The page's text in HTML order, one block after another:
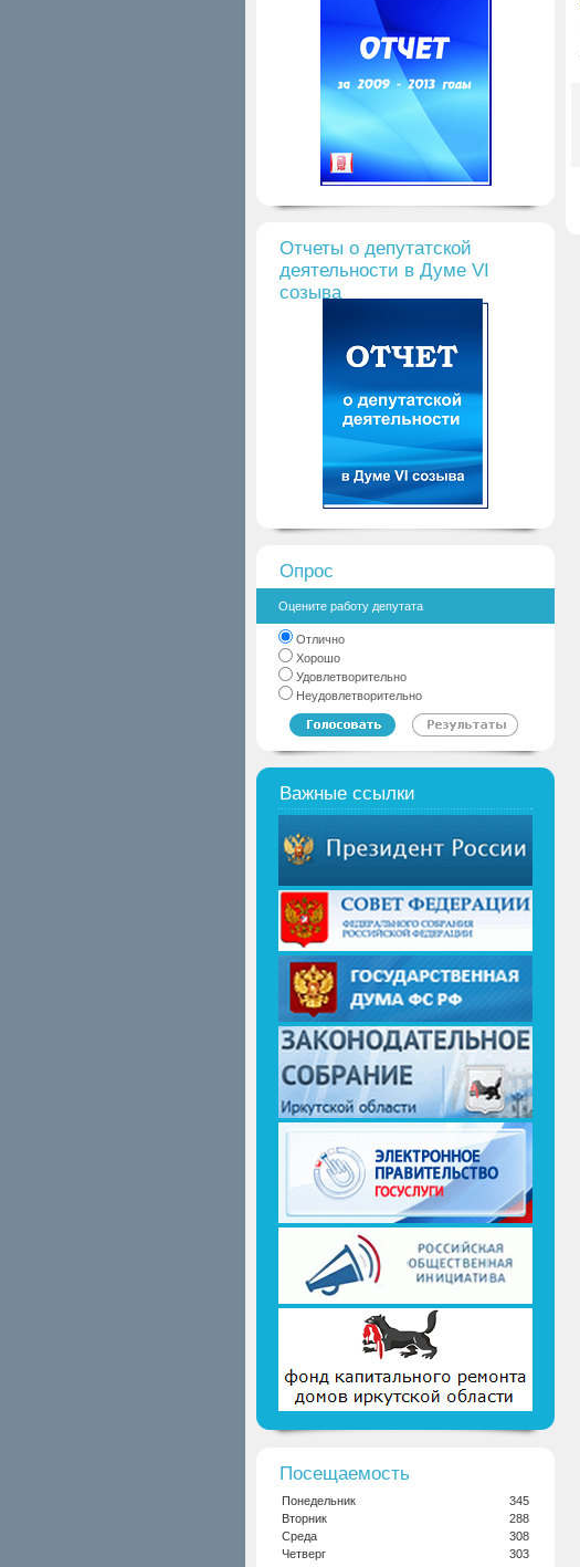
Отчеты о депутатской
деятельности в Думе VI
созыва
Опрос
Оцените работу депутата
Отлично
Хорошо
Удовлетворительно
Неудовлетворительно
Важные ссылки
Посещаемость
Понедельник
345
Вторник
288
Среда
308
Четверг
303